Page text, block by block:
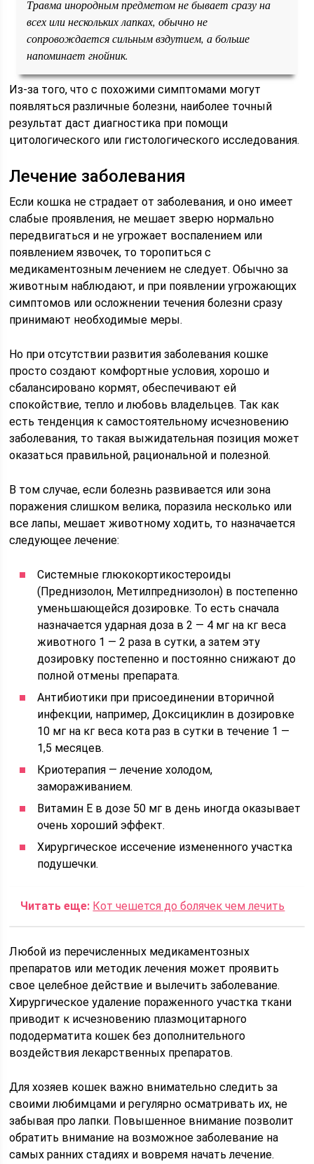
Травма инородным предметом не бывает сразу на
всех или нескольких лапках, обычно не
сопровождается сильным вздутием, а больше
напоминает гнойник.
Из-за того, что с похожими симптомами могут
появляться различные болезни, наиболее точный
результат даст диагностика при помощи
цитологического или гистологического исследования.
Лечение заболевания
Если кошка не страдает от заболевания, и оно имеет
слабые проявления, не мешает зверю нормально
передвигаться и не угрожает воспалением или
появлением язвочек, то торопиться с
медикаментозным лечением не следует. Обычно за
животным наблюдают, и при появлении угрожающих
симптомов или осложнении течения болезни сразу
принимают необходимые меры.
Но при отсутствии развития заболевания кошке
просто создают комфортные условия, хорошо и
сбалансировано кормят, обеспечивают ей
спокойствие, тепло и любовь владельцев. Так как
есть тенденция к самостоятельному исчезновению
заболевания, то такая выжидательная позиция может
оказаться правильной, рациональной и полезной.
В том случае, если болезнь развивается или зона
поражения слишком велика, поразила несколько или
все лапы, мешает животному ходить, то назначается
следующее лечение:
Системные глюкокортикостероиды
(Преднизолон, Метилпреднизолон) в постепенно
уменьшающейся дозировке. То есть сначала
назначается ударная доза в 2 — 4 мг на кг веса
животного 1 — 2 раза в сутки, а затем эту
дозировку постепенно и постоянно снижают до
полной отмены препарата.
Антибиотики при присоединении вторичной
инфекции, например, Доксициклин в дозировке
10 мг на кг веса кота раз в сутки в течение 1 —
1,5 месяцев.
Криотерапия — лечение холодом,
замораживанием.
Витамин Е в дозе 50 мг в день иногда оказывает
очень хороший эффект.
Хирургическое иссечение измененного участка
подушечки.
Читать еще: Кот чешется до болячек чем лечить
Любой из перечисленных медикаментозных
препаратов или методик лечения может проявить
свое целебное действие и вылечить заболевание.
Хирургическое удаление пораженного участка ткани
приводит к исчезновению плазмоцитарного
пододерматита кошек без дополнительного
воздействия лекарственных препаратов.
Для хозяев кошек важно внимательно следить за
своими любимцами и регулярно осматривать их, не
забывая про лапки. Повышенное внимание позволит
обратить внимание на возможное заболевание на
самых ранних стадиях и вовремя начать лечение.